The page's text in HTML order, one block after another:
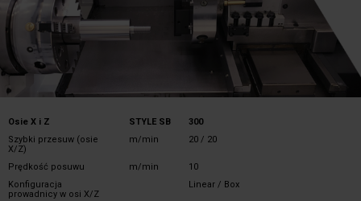
Osie X i Z STYLE SB
300
Szybki przesuw (osie
X/Z)
m/min 20 / 20
Prędkość posuwu m/min
10
Konfiguracja
prowadnicy w osi X/Z
Linear / Box